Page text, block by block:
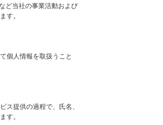
ど当社の事業活動および
す。
個人情報を取扱うこと
ス提供の過程で、氏名、
す。